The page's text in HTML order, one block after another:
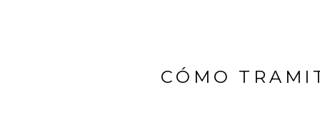
CÓMO